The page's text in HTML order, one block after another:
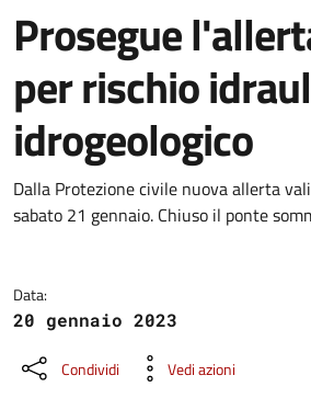
Prosegue
per rischio
idrogeologico
Dettagli della
Dalla Protezione civile nuova allerta
sabato 21 gennaio. Chiuso il ponte
Data:
20 gennaio 2023
Condividi Vedi azioni